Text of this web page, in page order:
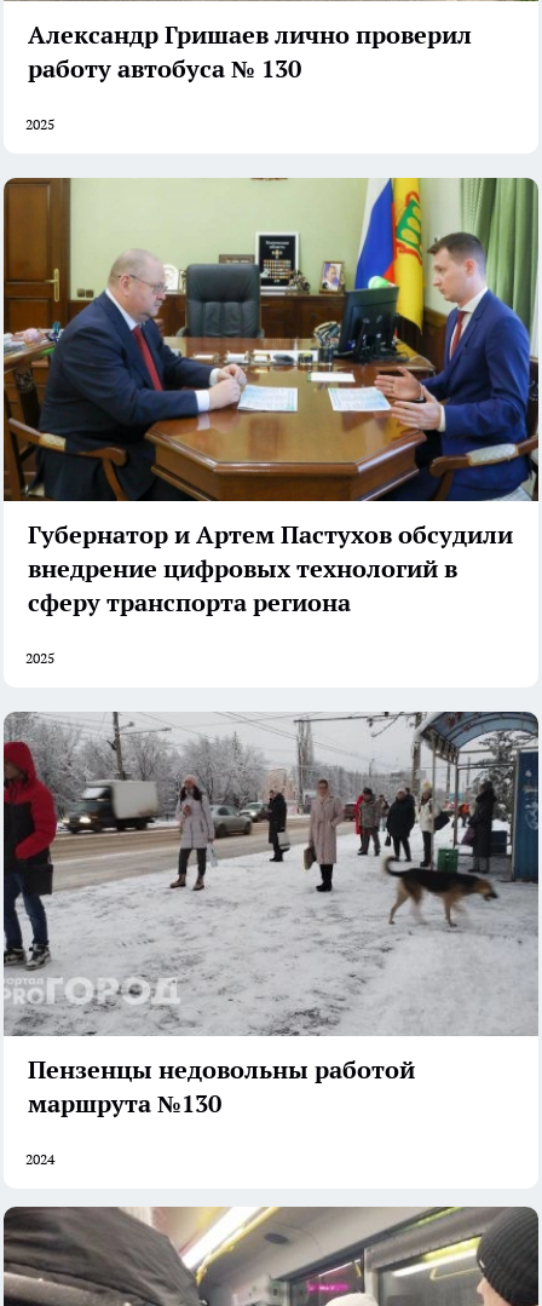
Александр Гришаев лично проверил
работу автобуса № 130
2025
Губернатор и Артем Пастухов обсудили
внедрение цифровых технологий в
сферу транспорта региона
2025
Пензенцы недовольны работой
маршрута №130
2024